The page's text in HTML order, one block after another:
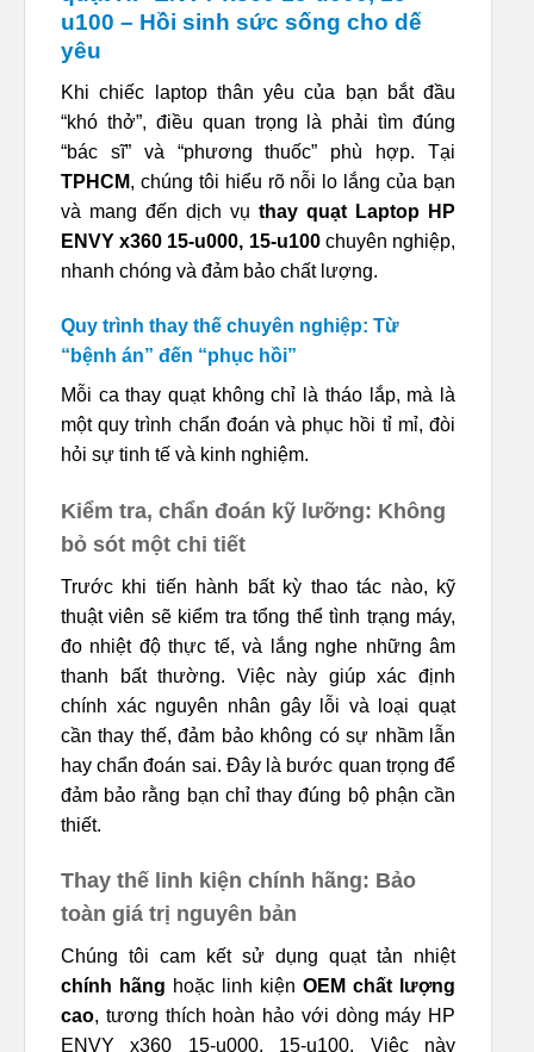
u100 – Hồi sinh sức sống cho dế
yêu
Khi chiếc laptop thân yêu của bạn bắt đầu
“khó thở”, điều quan trọng là phải tìm đúng
“bác sĩ” và “phương thuốc” phù hợp. Tại
TPHCM, chúng tôi hiểu rõ nỗi lo lắng của bạn
và mang đến dịch vụ thay quạt Laptop HP
ENVY x360 15-u000, 15-u100chuyên nghiệp,
nhanh chóng và đảm bảo chất lượng.
Quy trình thay thế chuyên nghiệp: Từ
“bệnh án” đến “phục hồi”
Mỗi ca thay quạt không chỉ là tháo lắp, mà là
một quy trình chẩn đoán và phục hồi tỉ mỉ, đòi
hỏi sự tinh tế và kinh nghiệm.
Kiểm tra, chẩn đoán kỹ lưỡng: Không
bỏ sót một chi tiết
Trước khi tiến hành bất kỳ thao tác nào, kỹ
thuật viên sẽ kiểm tra tổng thể tình trạng máy,
đo nhiệt độ thực tế, và lắng nghe những âm
thanh bất thường. Việc này giúp xác định
chính xác nguyên nhân gây lỗi và loại quạt
cần thay thế, đảm bảo không có sự nhầm lẫn
hay chẩn đoán sai. Đây là bước quan trọng để
đảm bảo rằng bạn chỉ thay đúng bộ phận cần
thiết.
Thay thế linh kiện chính hãng: Bảo
toàn giá trị nguyên bản
Chúng tôi cam kết sử dụng quạt tản nhiệt
chính hãng hoặc linh kiện OEM chất lượng
cao, tương thích hoàn hảo với dòng máy HP
ENVY x360 15-u000, 15-u100. Việc này